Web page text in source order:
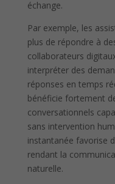
échange.
Par exemple, les
plus de répondre à
collaborateurs
interpréter des
réponses en temps
bénéficie fortement
conversationnels
sans intervention
instantanée favorise
rendant la
naturelle.